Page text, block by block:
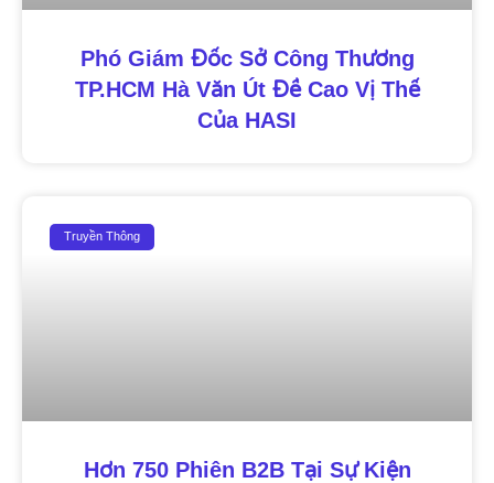
Phó Giám Đốc Sở Công Thương
TP.HCM Hà Văn Út Đề Cao Vị Thế
Của HASI
Truyền Thông
Hơn 750 Phiên B2B Tại Sự Kiện